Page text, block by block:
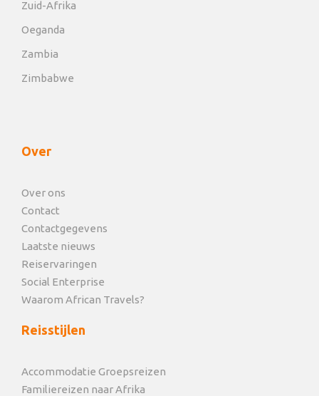
aan een enkele partij.
Zuid-Afrika
Oeganda
Zambia
Zimbabwe
Over
Over ons
Contact
Contactgegevens
Laatste nieuws
Reiservaringen
Social Enterprise
Waarom African Travels?
Reisstijlen
Accommodatie Groepsreizen
Familiereizen naar Afrika